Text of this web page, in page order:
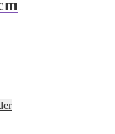
Dette